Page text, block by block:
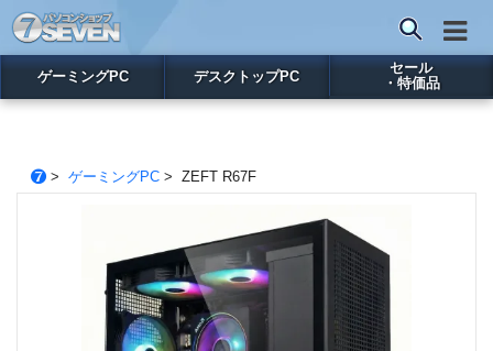
ゲーミングPC デスクトップPC
セール
・特価品
> ゲーミングPC> ZEFT R67F